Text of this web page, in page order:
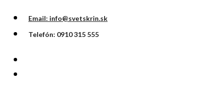
Email: info@svetskrin.sk
Telefón: 0910 315 555